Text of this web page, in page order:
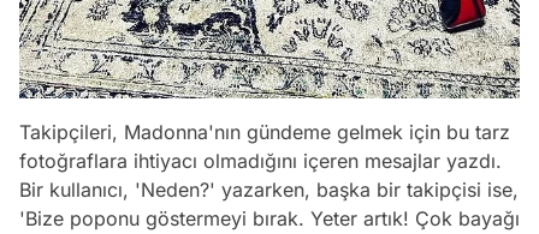
Takipçileri, Madonna'nın gündeme gelmek için bu tarz
fotoğraflara ihtiyacı olmadığını içeren mesajlar yazdı.
Bir kullanıcı, 'Neden?' yazarken, başka bir takipçisi ise,
'Bize poponu göstermeyi bırak. Yeter artık! Çok bayağı